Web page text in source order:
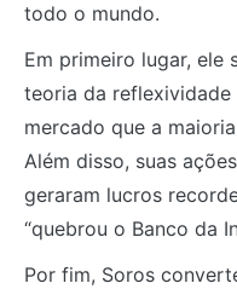
todo o mundo.
Em primeiro lugar, ele
teoria da
mercado que a
Além disso, suas
geraram lucros
“quebrou o Banco da
Por fim, Soros